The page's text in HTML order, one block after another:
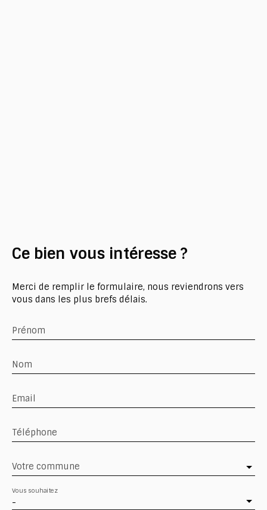
Ce bien vous intéresse ?
Merci de remplir le formulaire, nous reviendrons vers
vous dans les plus brefs délais.
Prénom
Nom
Email
Téléphone
Votre commune
-
Vous souhaitez